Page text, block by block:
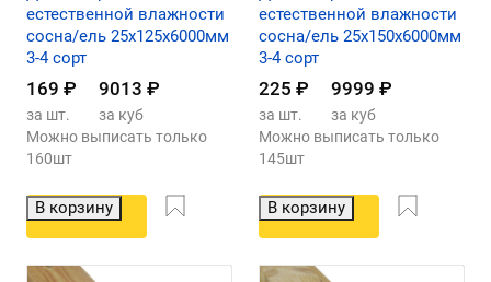
естественной влажности
сосна/ель 25х125х6000мм
3-4 сорт
169 ₽ 9013 ₽
за шт.
за куб
Можно выписать только
160шт
В корзину
естественной влажности
сосна/ель 25х150х6000мм
3-4 сорт
225 ₽ 9999 ₽
за шт.
за куб
Можно выписать только
145шт
В корзину